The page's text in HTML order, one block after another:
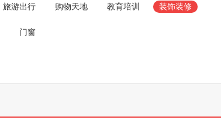
旅游出行 购物天地 教育培训 装饰装修
门窗